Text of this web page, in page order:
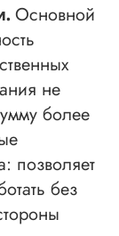
Основной
не
более
позволяет
без